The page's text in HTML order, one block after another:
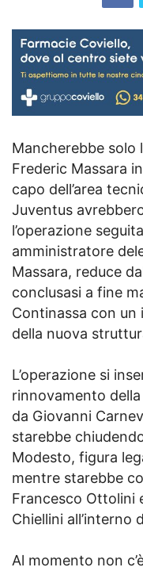
Mancherebbe solo
Frederic Massara
capo dell’area
Juventus
l’operazione
amministratore
Massara, reduce
conclusasi a fine
Continassa con un
della nuova
L’operazione si
rinnovamento
da Giovanni
starebbe
Modesto, figura
mentre starebbe
Francesco Ottolini
Chiellini all’interno
Al momento non